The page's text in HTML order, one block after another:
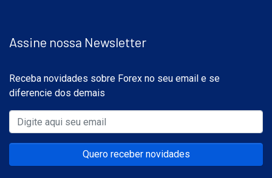
Assine nossa Newsletter
Receba novidades sobre Forex no seu email e se
diferencie dos demais
Quero receber novidades